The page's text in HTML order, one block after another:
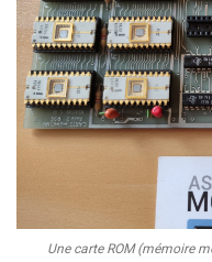
Une carte ROM (mémoire